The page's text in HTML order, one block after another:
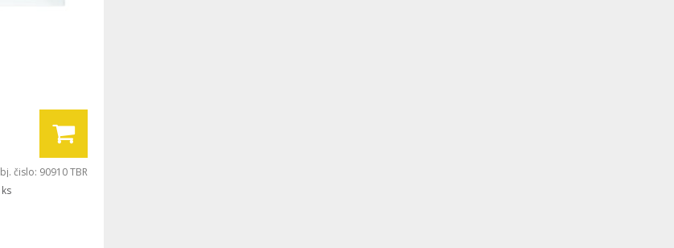
čislo: 90910 TBR